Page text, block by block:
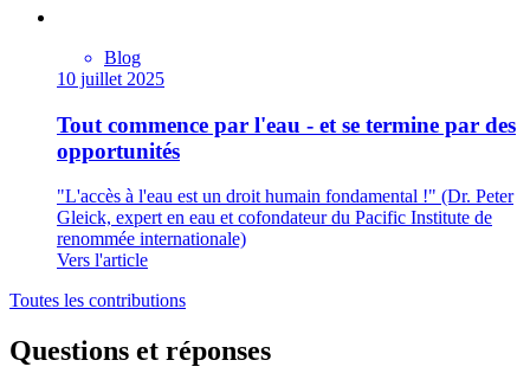
Blog
10 juillet 2025
Tout commence par l'eau - et se termine par des
opportunités
"L'accès à l'eau est un droit humain fondamental !" (Dr. Peter
Gleick, expert en eau et cofondateur du Pacific Institute de
renommée internationale)
Vers l'article
Toutes les contributions
Questions et réponses